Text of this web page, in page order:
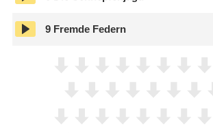
9 Fremde Federn